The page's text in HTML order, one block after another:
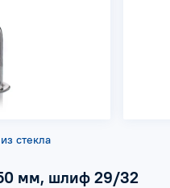
стекла
мм, шлиф 29/32